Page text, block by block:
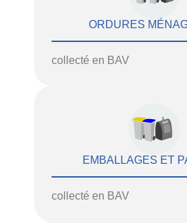
ORDURES
collecté en BAV
EMBALLAGES ET
collecté en BAV